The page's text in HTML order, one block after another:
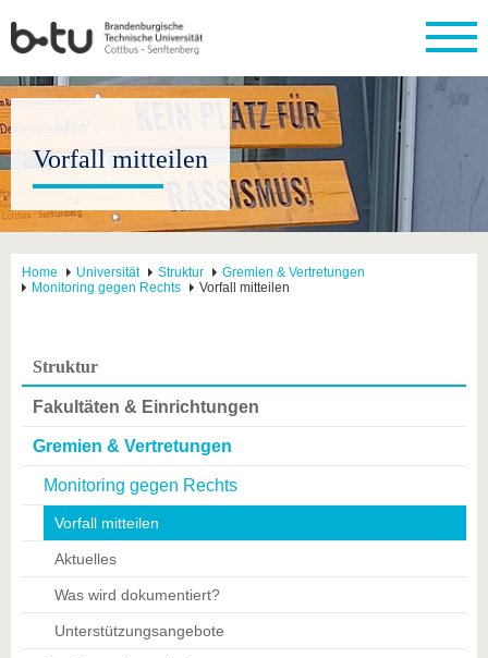
Vorfall mitteilen
Home Universität Struktur
Gremien & Vertretungen
Monitoring gegen Rechts
Vorfall mitteilen
Struktur
Fakultäten & Einrichtungen
Gremien & Vertretungen
Monitoring gegen Rechts
Vorfall mitteilen
Aktuelles
Was wird dokumentiert?
Unterstützungsangebote